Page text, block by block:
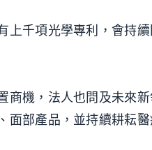
上千項光學專利，會持
商機，法人也問及未來
面部產品，並持續耕耘